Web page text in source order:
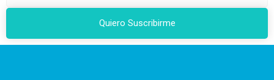
Quiero Suscribirme